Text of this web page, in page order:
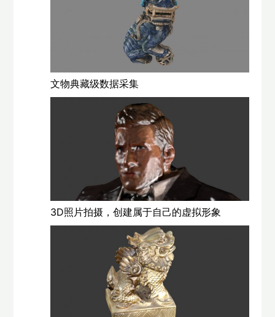
文物典藏级数据采集
3D照片拍摄，创建属于自己的虚拟形象